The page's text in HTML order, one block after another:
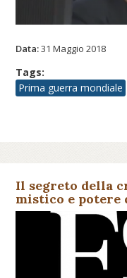
Data:31 Maggio 2018
Tags:
Prima guerra mondiale
Il segreto della
mistico e potere